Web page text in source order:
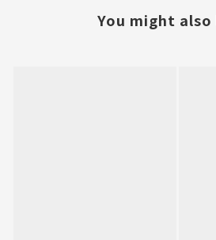
You might also